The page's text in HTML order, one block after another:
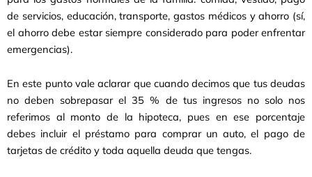
de servicios, educación, transporte, gastos médicos y ahorro (sí,
el ahorro debe estar siempre considerado para poder enfrentar
emergencias).
En este punto vale aclarar que cuando decimos que tus deudas
no deben sobrepasar el 35 % de tus ingresos no solo nos
referimos al monto de la hipoteca, pues en ese porcentaje
debes incluir el préstamo para comprar un auto, el pago de
tarjetas de crédito y toda aquella deuda que tengas.